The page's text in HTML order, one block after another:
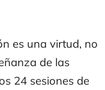
es una virtud, no
de las
24 sesiones de